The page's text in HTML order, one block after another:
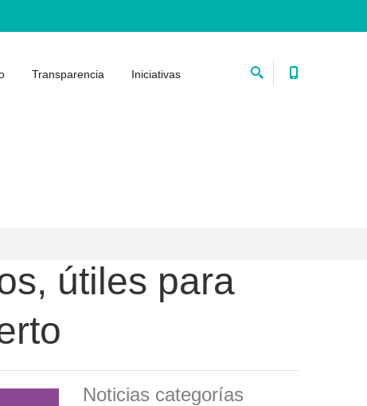
Transparencia Iniciativas
útiles para
Noticias categorías